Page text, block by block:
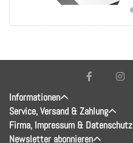
Informationen
Service, Versand & Zahlung
Firma, Impressum & Datenschutz
Newsletter abonnieren